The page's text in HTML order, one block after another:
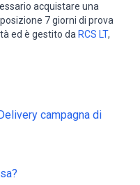
acquistare una
7 giorni di prova
ed è gestito da RCS LT,
campagna di